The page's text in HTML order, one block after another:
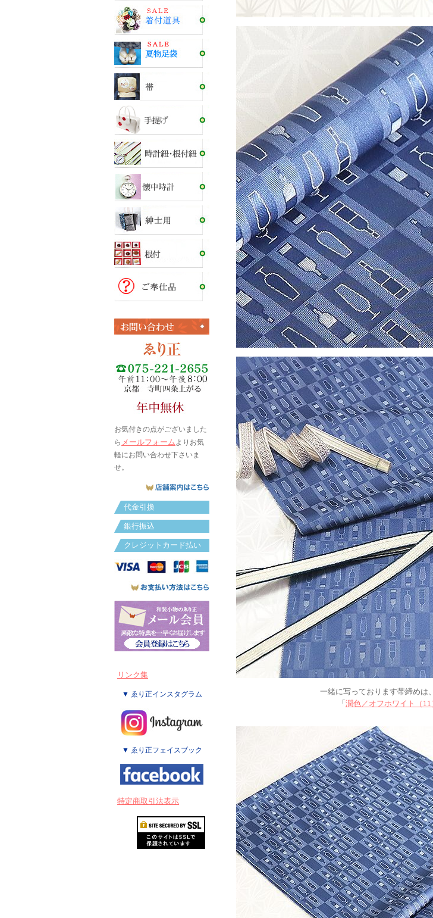
お気付きの点がございました
ら メールフォームよりお気
軽にお問い合わせ下さいま
せ。
代金引換
銀行振込
クレジットカード払い
リンク集
▼ ゑり正インスタグラム
▼ ゑり正フェイスブック
特定商取引法表示
一緒に写っております帯締めは
「 潤色／オフホワイト（11